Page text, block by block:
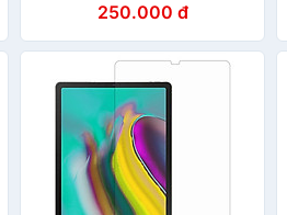
trên giấy - Hàng Chính Hãng -
iPad Pro 11 inch 2018 - 2020 -
2021
250.000 đ